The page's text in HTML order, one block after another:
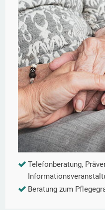
Telefonberatung,
Beratung zum